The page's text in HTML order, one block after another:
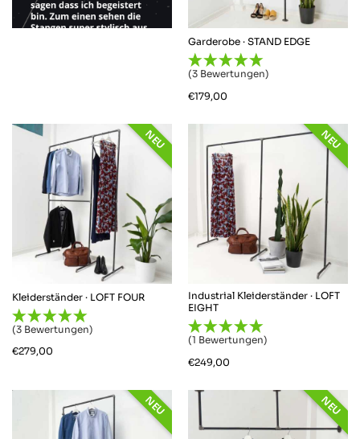
Garderobe · STAND EDGE
(3 Bewertungen)
€179,00
Kleiderständer · LOFT FOUR
(3 Bewertungen)
€279,00
NEU
Industrial Kleiderständer · LOFT
EIGHT
(1 Bewertungen)
€249,00
NEU
NEU NEU